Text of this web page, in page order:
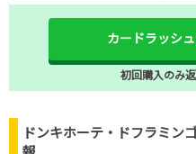
カードラッシ
初回購入のみ
ドンキホーテ・ドフラミン